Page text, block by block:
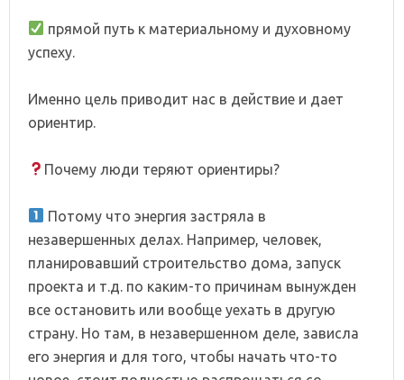
прямой путь к материальному и духовному
успеху.
Именно цель приводит нас в действие и дает
ориентир.
Почему люди теряют ориентиры?
Потому что энергия застряла в
незавершенных делах. Например, человек,
планировавший строительство дома, запуск
проекта и т.д. по каким-то причинам вынужден
все остановить или вообще уехать в другую
страну. Но там, в незавершенном деле, зависла
его энергия и для того, чтобы начать что-то